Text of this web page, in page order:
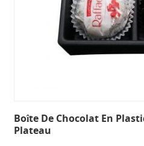
Boîte De Chocolat En
Plateau